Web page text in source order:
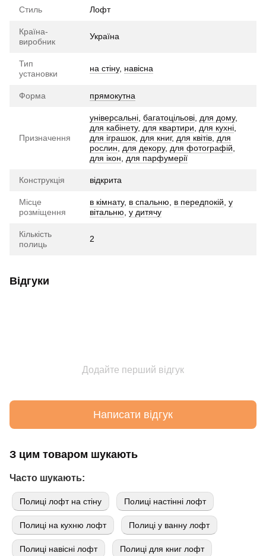
Стиль Лофт
Країна-
виробник
Україна
Тип
установки
на стіну, навісна
Форма прямокутна
Призначення
універсальні багатоцільові для дому,
для кабінету, для квартири для кухні
для іграшок для книг, для квітів для
рослин
для декору, для фотографій
для ікон
для парфумерії
Конструкція відкрита
Місце
розміщення
в кімнату, в спальню в передпокій у
вітальню у дитячу
Кількість
полиць
2
Відгуки
Додайте перший відгук
Написати відгук
З цим товаром шукають
Часто шукають:
Полиці лофт на стіну Полиці настінні лофт
Полиці на кухню лофт Полиці у ванну лофт
Полиці навісні лофт Полиці для книг лофт